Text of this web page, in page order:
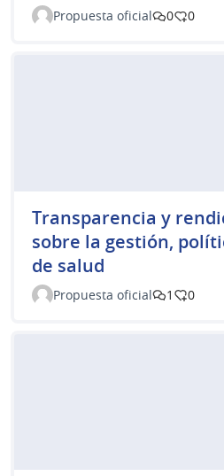
Propuesta oficial 0 0
Transparencia y
sobre la gestión,
de salud
Propuesta oficial 1 0